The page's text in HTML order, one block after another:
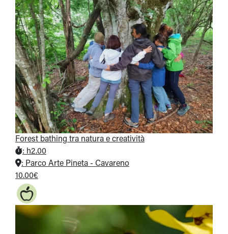
Forest bathing tra natura e creatività
: h2.00
: Parco Arte Pineta - Cavareno
10.00€